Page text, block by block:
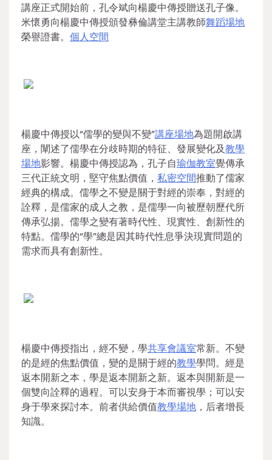
講座正式開始前，孔令斌向楊慶中傳授贈送孔子像。
米懷勇向楊慶中傳授頒發彝倫講堂主講教師舞蹈場地
榮譽證書。 個人空間
楊慶中傳授以“儒學的變與不變”講座場地為題開啟講
座，闡述了儒學在分歧時期的特征、發展變化及教學
場地影響。楊慶中傳授認為，孔子自瑜伽教室覺傳承
三代正統文明，堅守焦點價值， 私密空間推動了儒家
經典的構成。儒學之不變是關于對經的崇奉，對經的
詮釋，是儒家的成人之教，是儒學一向被歷朝歷代所
傳承弘揚。儒學之變有著時代性、現實性、創新性的
特點。儒學的“學”總是因其時代性息爭決現實問題的
需求而具有創新性。
楊慶中傳授指出，經不變，學共享會議室常新。不變
的是經的焦點價值，變的是關于經的教學學問。經是
返本開新之本，學是返本開新之新。返本與開新是一
個雙向詮釋的過程。可以安身于本而審視學；可以安
身于學來探討本。前者供給價值教學場地 ，后者增長
知識。